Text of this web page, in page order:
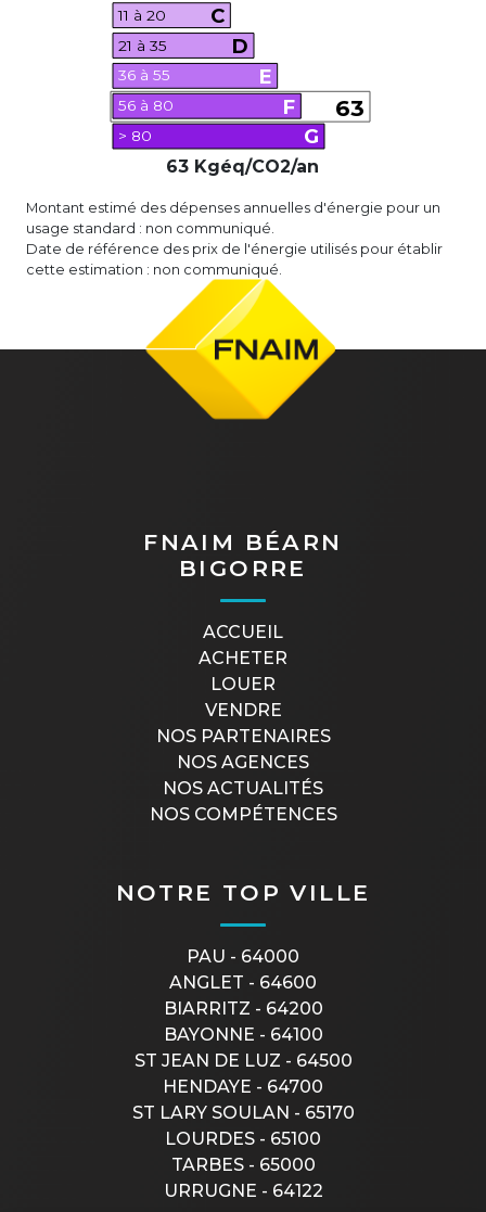
C
11 à 20
D
21 à 35
E
36 à 55
63
F
56 à 80
G
> 80
63 Kgéq/CO2/an
Montant estimé des dépenses annuelles d'énergie pour un
usage standard : non communiqué.
Date de référence des prix de l'énergie utilisés pour établir
cette estimation : non communiqué.
FNAIM BÉARN
BIGORRE
ACCUEIL
ACHETER
LOUER
VENDRE
NOS PARTENAIRES
NOS AGENCES
NOS ACTUALITÉS
NOS COMPÉTENCES
NOTRE TOP VILLE
PAU - 64000
ANGLET - 64600
BIARRITZ - 64200
BAYONNE - 64100
ST JEAN DE LUZ - 64500
HENDAYE - 64700
ST LARY SOULAN - 65170
LOURDES - 65100
TARBES - 65000
URRUGNE - 64122